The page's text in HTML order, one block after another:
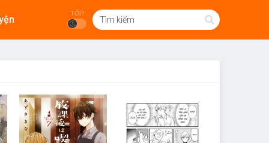
TỐI?